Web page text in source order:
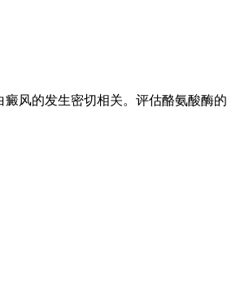
风的发生密切相关。评估酪氨酸酶的